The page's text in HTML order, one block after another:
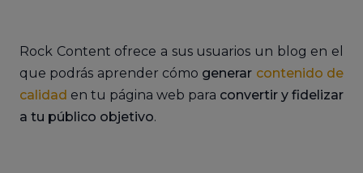
Rock Content ofrece a sus usuarios un blog en el
que podrás aprender cómo generar contenido de
calidad en tu página web para convertir y fidelizar
a tu público objetivo.